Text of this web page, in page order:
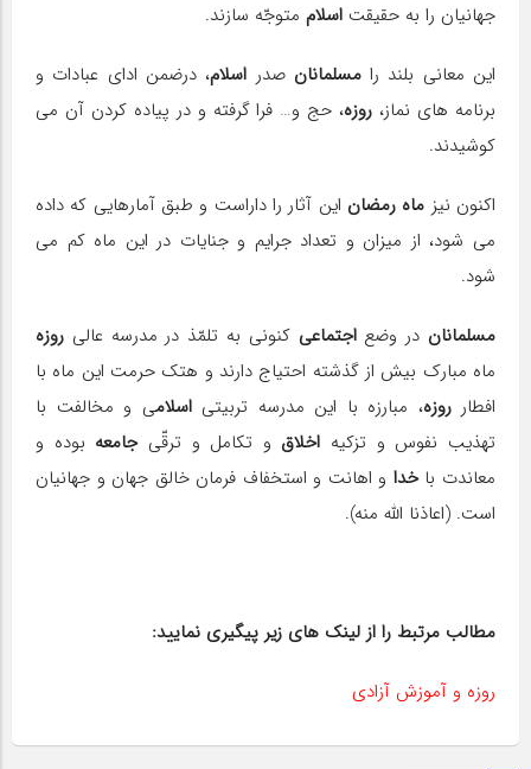
جهانیان را به حقیقت اسلام متوجّه سازند.
این معانی بلند رامسلمانان صدر اسلام، درضمن ادای عبادات و
برنامه های نماز، روزه، حج و… فرا گرفته و در پیاده كردن آن می
كوشیدند.
اكنون نیز ماه رمضان این آثار را داراست و طبق آمارهایی كه داده
می شود، از میزان و تعداد جرایم و جنایات در این ماه كم می
شود.
مسلمانان در وضعاجتماعی كنونی به تلمّذ در مدرسه عالی روزه
ماه مبارك بیش از گذشته احتیاج دارند و هتك حرمت این ماه با
افطارروزه، مبارزه با این مدرسه تربیتیاسلامی و مخالفت با
تهذیب نفوس و تزكیه اخلاق و تكامل و ترقّیجامعه بوده و
معاندت باخدا و اهانت و استخفاف فرمان خالق جهان و جهانیان
است. (اعاذنا الله منه).
مطالب مرتبط را از لینک های زیر پیگیری نمایید:
روزه و آموزش آزادی